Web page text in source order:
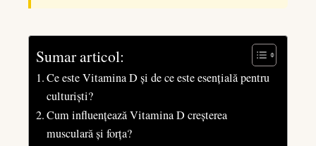
Sumar articol:
Ce este Vitamina D și de ce este esențială pentru
culturiști?
Cum influențează Vitamina D creșterea
musculară și forța?